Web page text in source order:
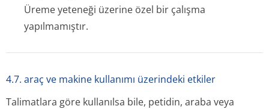
Üreme yeteneği üzerine özel bir çalışma
yapılmamıştır.
4.7. araç ve makine kullanımı üzerindeki etkiler
Talimatlara göre kullanılsa bile, petidin, araba veya